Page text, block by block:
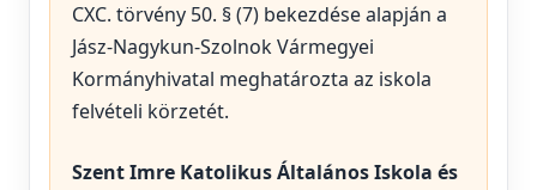
CXC. törvény 50. § (7) bekezdése alapján a
Jász-Nagykun-Szolnok Vármegyei
Kormányhivatal meghatározta az iskola
felvételi körzetét.
Szent Imre Katolikus Általános Iskola és